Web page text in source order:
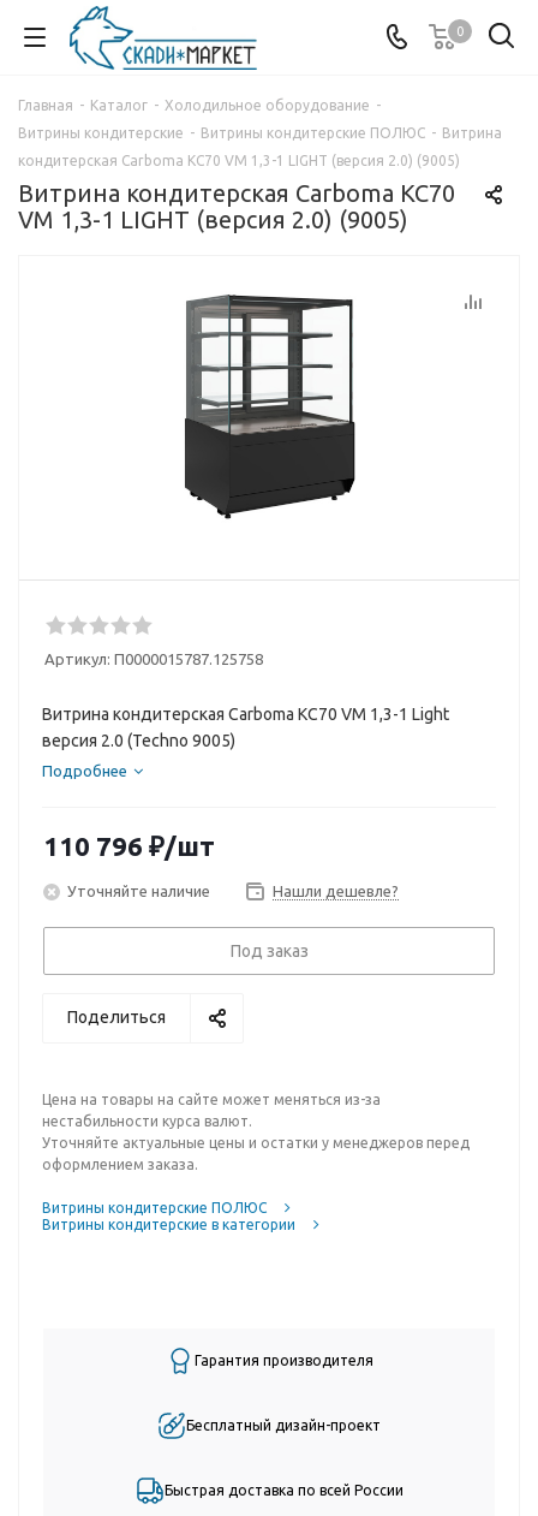
0
Главная - Каталог - Холодильное оборудование -
Витрины кондитерские - Витрины кондитерские ПОЛЮС - Витрина
кондитерская Carboma KC70 VM 1,3-1 LIGHT (версия 2.0) (9005)
Витрина кондитерская Carboma KC70
VM 1,3-1 LIGHT (версия 2.0) (9005)
Артикул: П0000015787.125758
Витрина кондитерская Carboma KC70 VM 1,3-1 Light
версия 2.0 (Techno 9005)
Подробнее
110 796 ₽/шт
Уточняйте наличие Нашли дешевле?
Под заказ
Поделиться
Цена на товары на сайте может меняться из-за
нестабильности курса валют.
Уточняйте актуальные цены и остатки у менеджеров перед
оформлением заказа.
Витрины кондитерские ПОЛЮС
Витрины кондитерские в категории
Гарантия производителя
Бесплатный дизайн-проект
Быстрая доставка по всей России